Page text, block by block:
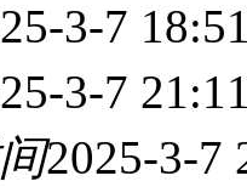
3-7
3-7
2025-3-7